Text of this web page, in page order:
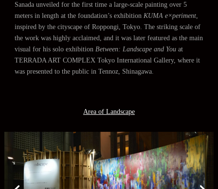
Sanada unveiled for the first time a large-scale painting over 5
meters in length at the foundation’s exhibition KUMA e×periment
inspired by the cityscape of Roppongi, Tokyo. The striking scale of
the work was highly acclaimed, and it was later featured as the main
visual for his solo exhibition Between: Landscape and You at
TERRADA ART COMPLEX Tokyo International Gallery, where it
was presented to the public in Tennoz, Shinagawa.
Area of Landscape